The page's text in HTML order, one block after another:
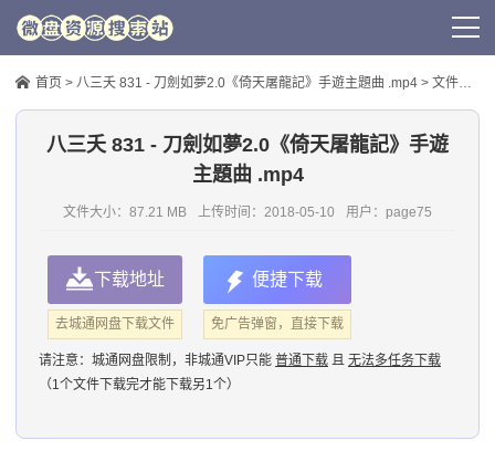
首页 > 八三夭 831 - 刀劍如夢2.0《倚天屠龍記》手遊主題曲 .mp4 > 文件信息
八三夭 831 - 刀劍如夢2.0《倚天屠龍記》手遊
主題曲 .mp4
文件大小：87.21 MB 上传时间： 2018-05-10 用户： page75
下载地址
去城通网盘下载文件
便捷下载
免广告弹窗，直接下载
请注意： 城通网盘限制，非城通VIP只能 普通下载 且 无法多任务下载
（1个文件下载完才能下载另1个）